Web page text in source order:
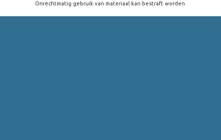
Onrechtmatig gebruik van materiaal kan bestraft worden.